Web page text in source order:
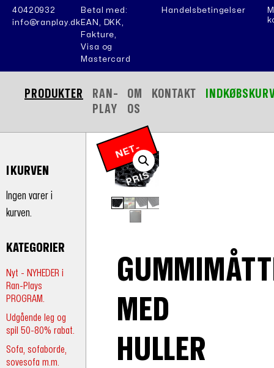
40420932
info@ranplay.dk
Betal med:
EAN, DKK,
Fakture,
Visa og
Mastercard
Handelsbetingelser
PRODUKTER
RAN-
PLAY
OM
OS
KONTAKT
I KURVEN
Ingen varer i
kurven.
KATEGORIER
Nyt - NYHEDER i
Ran-Plays
PROGRAM.
Udgående leg og
spil 50-80% rabat.
Sofa, sofaborde,
sovesofa m.m.
N
E
T
-
P
RI
S
MED
HULLER